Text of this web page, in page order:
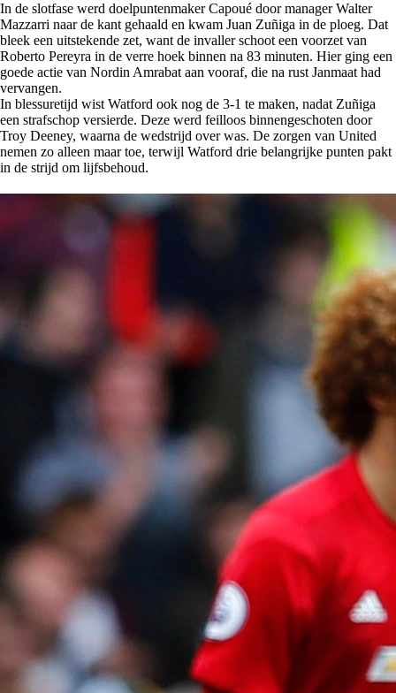
In de slotfase werd doelpuntenmaker Capoué door manager Walter
Mazzarri naar de kant gehaald en kwam Juan Zuñiga in de ploeg. Dat
bleek een uitstekende zet, want de invaller schoot een voorzet van
Roberto Pereyra in de verre hoek binnen na 83 minuten. Hier ging een
goede actie van Nordin Amrabat aan vooraf, die na rust Janmaat had
vervangen.
In blessuretijd wist Watford ook nog de 3-1 te maken, nadat Zuñiga
een strafschop versierde. Deze werd feilloos binnengeschoten door
Troy Deeney, waarna de wedstrijd over was. De zorgen van United
nemen zo alleen maar toe, terwijl Watford drie belangrijke punten pakt
in de strijd om lijfsbehoud.